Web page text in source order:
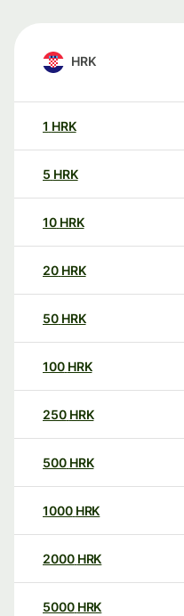
HRK
1 HRK
5 HRK
10 HRK
20 HRK
50 HRK
100 HRK
250 HRK
500 HRK
1000 HRK
2000 HRK
5000 HRK